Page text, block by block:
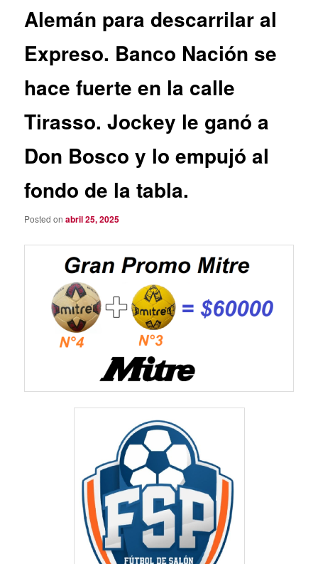
Alemán para descarrilar al
Expreso. Banco Nación se
hace fuerte en la calle
Tirasso. Jockey le ganó a
Don Bosco y lo empujó al
fondo de la tabla.
Posted onabril 25, 2025